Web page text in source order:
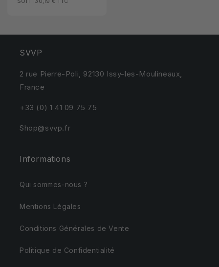
habituel
SVVP
2 rue Pierre-Poli, 92130 Issy-les-Moulineaux,
France
+33 (0) 1 41 09 75 75
Shop@svvp.fr
Informations
Qui sommes-nous ?
Mentions Légales
Conditions Générales de Vente
Politique de Confidentialité